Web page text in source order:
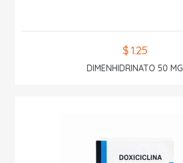
$ 1.25
DIMENHIDRINATO 50 MG